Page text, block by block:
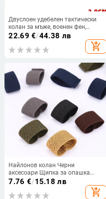
Двуслоен удебелен тактически
колан за мъже, военен фен,
външен найлонов колан 3.8,
подобрен автоматичен колан с
катарама за оръжие
22.69 €/44.38 лв
add_shopping_cart
Найлонов колан Черни
аксесоари Щипка за опашка
Фиксиран пръстен Еластична
еластична лента Катарама
Платнена лента за колан Малък
7.76 €/15.18 лв
add_shopping_cart